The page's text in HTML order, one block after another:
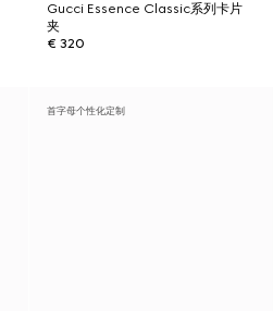
Gucci Essence Classic系列卡片
夹
€ 320
首字母个性化定制